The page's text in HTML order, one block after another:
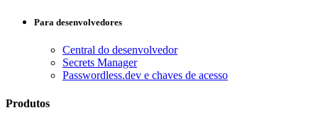
Para desenvolvedores
Central do desenvolvedor
Secrets Manager
Passwordless.dev e chaves de acesso
Produtos